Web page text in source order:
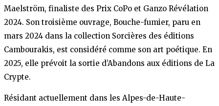
Maelström, finaliste des Prix CoPo et Ganzo Révélation
2024. Son troisième ouvrage, Bouche-fumier, paru en
mars 2024 dans la collection Sorcières des éditions
Cambourakis, est considéré comme son art poétique. En
2025, elle prévoit la sortie d’Abandons aux éditions de La
Crypte.​
Résidant actuellement dans les Alpes-de-Haute-